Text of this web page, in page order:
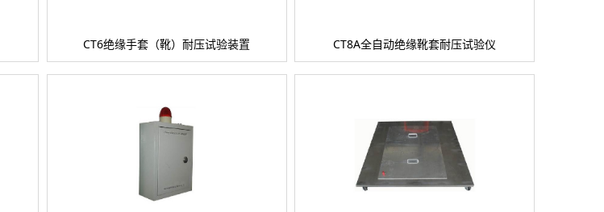
CT6绝缘手套（靴）耐压试验装置 CT8A全自动绝缘靴套耐压试验仪